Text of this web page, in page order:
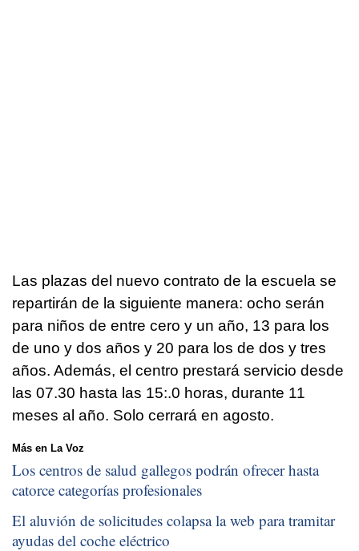
Las plazas del nuevo contrato de la escuela se
repartirán de la siguiente manera: ocho serán
para niños de entre cero y un año, 13 para los
de uno y dos años y 20 para los de dos y tres
años. Además, el centro prestará servicio desde
las 07.30 hasta las 15:.0 horas, durante 11
meses al año. Solo cerrará en agosto.
Más en La Voz
Los centros de salud gallegos podrán ofrecer hasta
catorce categorías profesionales
El aluvión de solicitudes colapsa la web para tramitar
ayudas del coche eléctrico